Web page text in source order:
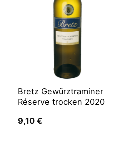
Bretz Gewürztraminer
Réserve trocken 2020
9,10 €